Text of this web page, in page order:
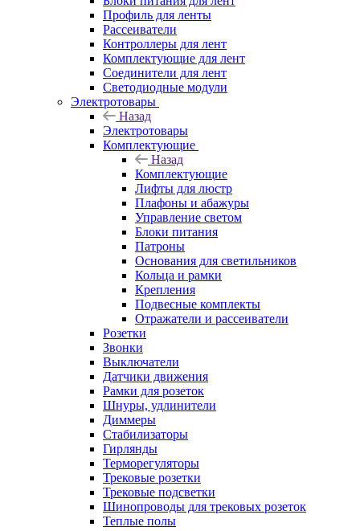
Профиль для ленты
Рассеиватели
Контроллеры для лент
Комплектующие для лент
Соединители для лент
Светодиодные модули
Электротовары
Назад
Электротовары
Комплектующие
Назад
Комплектующие
Лифты для люстр
Плафоны и абажуры
Управление светом
Блоки питания
Патроны
Основания для светильников
Кольца и рамки
Крепления
Подвесные комплекты
Отражатели и рассеиватели
Розетки
Звонки
Выключатели
Датчики движения
Рамки для розеток
Шнуры, удлинители
Диммеры
Стабилизаторы
Гирлянды
Терморегуляторы
Трековые розетки
Трековые подсветки
Шинопроводы для трековых розеток
Теплые полы